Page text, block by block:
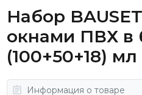
Набор
окнами ПВХ в
(100+50+18) мл
Информация о товаре